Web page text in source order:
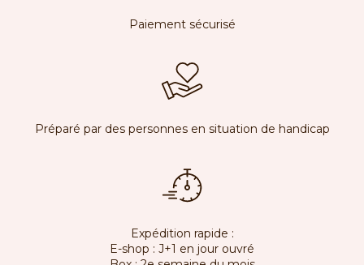
Paiement sécurisé
Préparé par des personnes en situation de handicap
Expédition rapide :
E-shop : J+1 en jour ouvré